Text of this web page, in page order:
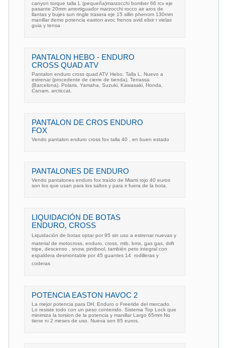
canyon torque talla L (pequeña)marzocchi bomber 66 rcv eje
pasante 20mm amortiguador marzocchi rocco air aros de
llantas y bujes sun ringle trasera eje 15 sillin phenom 130mm
manillar demo potencia easton avoc frenos avid elixir r vielas
guia y tensa
PANTALON HEBO - ENDURO
CROSS QUAD ATV
Pantalon enduro cross quad ATV Hebo. Talla L. Nuevo a
estrenar (procedente de cierre de tienda). Terrassa
(Barcelona). Polaris, Yamaha, Suzuki, Kawasaki, Honda,
Canam, arcticcat.
PANTALON DE CROS ENDURO
FOX
Vendo pantalon enduro cross fox talla 40 , en buen estado
PANTALONES DE ENDURO
Vendo pantalones enduro fox traído de Miami rojo 40 euros
son los que usan para los saltos y para ir fuera de la bota.
LIQUIDACIÓN DE BOTAS
ENDURO, CROSS
Liquidación de botas optar por 95 sin uso a estrenar nuevas y
material de motocross, enduro, cross, mtb, bmx, gas gas, drift
tripe, descenso , snow, pintbool, también peto integral con
espaldera desmontable por 45 guantes 14  rodilleras y
coderas
POTENCIA EASTON HAVOC 2
La mejor potencia para DH, Enduro o Freeride del mercado.
Lo resiste todo con un peso contenido. Sistema Top Lock que
minimiza la torsion de la potencia y manillar Largo 65mm No
tiene ni 2 meses de uso. Nueva son 85 euros.